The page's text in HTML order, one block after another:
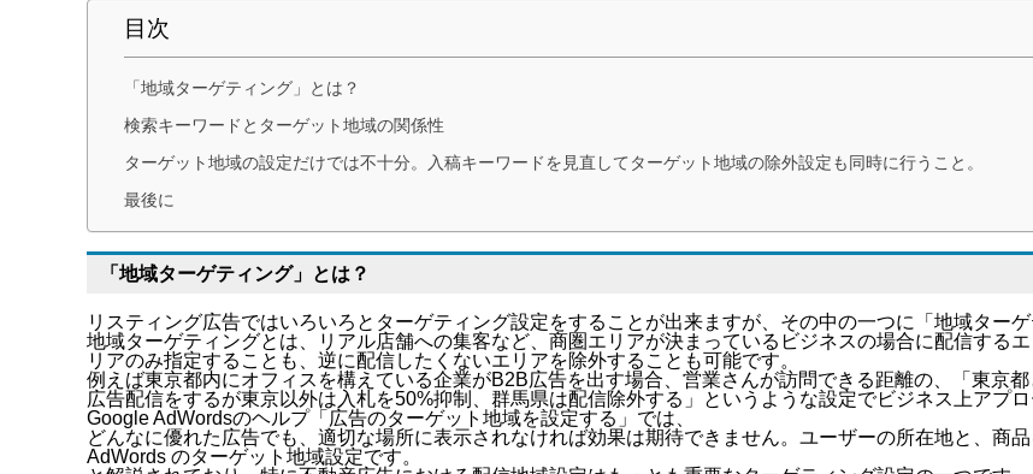
目次
「地域ターゲティング」とは？
検索キーワードとターゲット地域の関係性
ターゲット地域の設定だけでは不十分。入稿キーワードを見直してターゲット地域の除外設定も同時に行うこと。
最後に
「地域ターゲティング」とは？
リスティング広告ではいろいろとターゲティング設定をすることが出来ますが、その中の一つに「地域ターゲ
地域ターゲティングとは、リアル店舗への集客など、商圏エリアが決まっているビジネスの場合に配信する
リアのみ指定することも、逆に配信したくないエリアを除外することも可能です。
例えば東京都内にオフィスを構えている企業がB2B広告を出す場合、営業さんが訪問できる距離の、「東京
広告配信をするが東京以外は入札を50%抑制、群馬県は配信除外する」というような設定でビジネス上アプ
Google AdWordsのヘルプ「 広告のターゲット地域を設定する 」では、
どんなに優れた広告でも、適切な場所に表示されなければ効果は期待できません。ユーザーの所在地と、商
AdWords のターゲット地域設定です。